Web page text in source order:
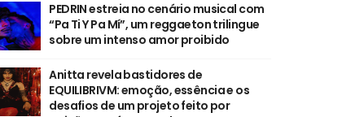
PEDRIN estreia no cenário musical com
“Pa Ti Y Pa Mí”, um reggaeton trilingue
sobre um intenso amor proibido
Anitta revela bastidores de
EQUILIBRIVM: emoção, essência e os
desafios de um projeto feito por